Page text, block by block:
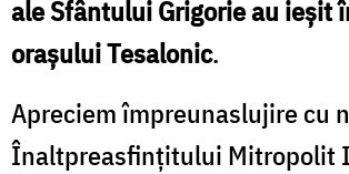
ale Sfântului Grigorie au ieșit
orașului Tesalonic.
Apreciem împreunaslujire cu
Înaltpreasfinţitului Mitropolit